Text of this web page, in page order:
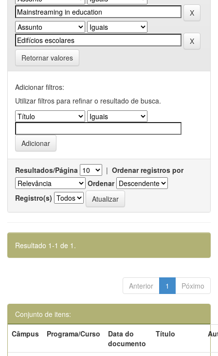
Retornar valores
Adicionar filtros:
Utilizar filtros para refinar o resultado de busca.
Resultados/Página | Ordenar registros por
Ordenar
Registro(s)
Resultado 1-1 de 1.
Anterior 1 Póximo
Conjunto de itens:
Câmpus
Programa/Curso
Data do
documento
Título